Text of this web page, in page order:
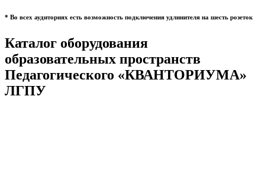
* Во всех аудиториях есть возможность подключения удлинителя на шесть розеток
Каталог оборудования
образовательных пространств
Педагогического «КВАНТОРИУМА»
ЛГПУ